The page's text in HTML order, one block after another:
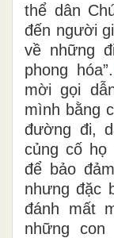
thể dân
đến người
về những
phong hóa”.
mời gọi
mình bằng
đường đi,
củng cố họ
để bảo
nhưng đặc
đánh mất
những